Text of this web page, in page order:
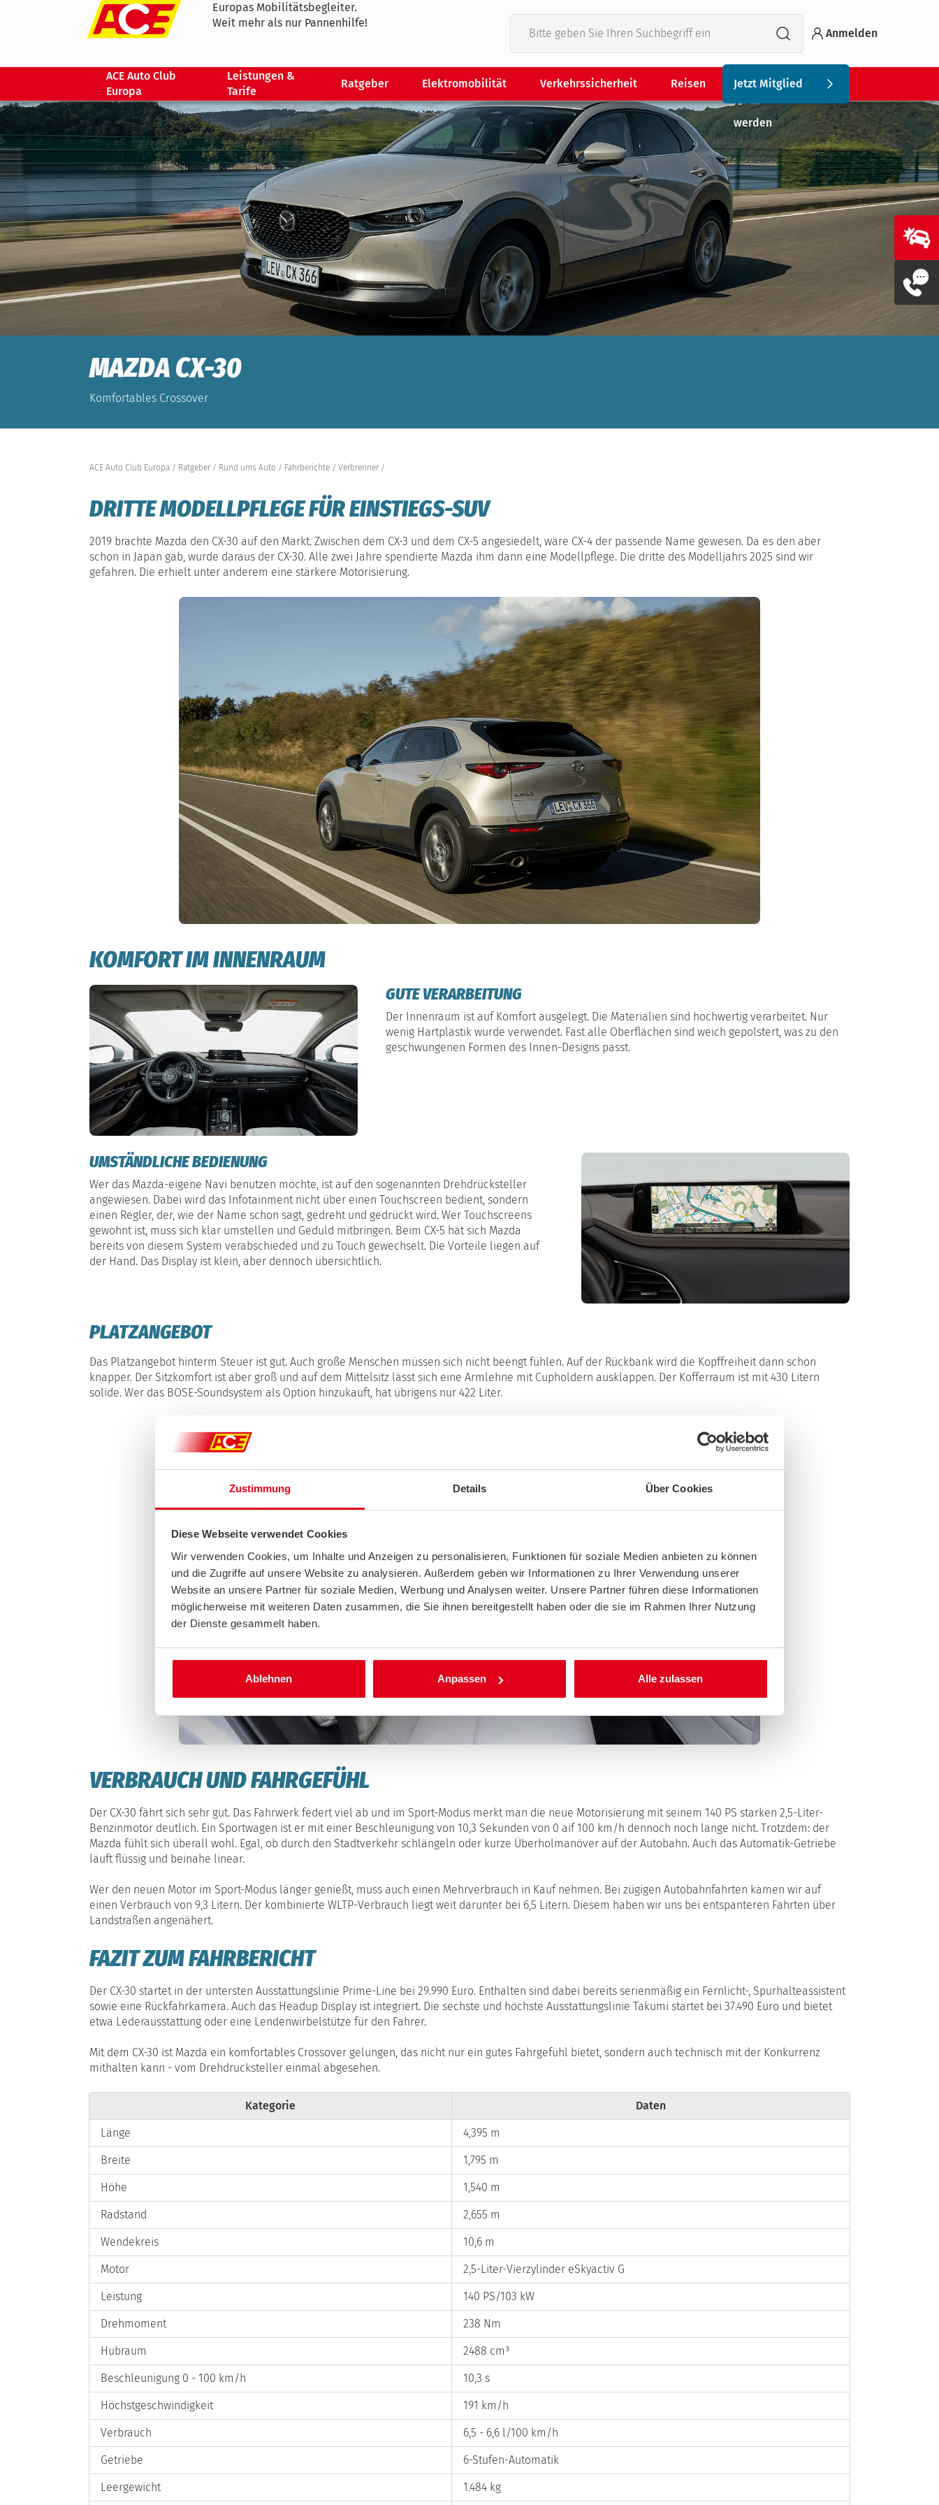
Zustimmung Details Über Cookies
Diese Webseite verwendet Cookies
Wir verwenden Cookies, um Inhalte und Anzeigen zu personalisieren, Funktionen für soziale Medien anbieten zu können
und die Zugriffe auf unsere Website zu analysieren. Außerdem geben wir Informationen zu Ihrer Verwendung unserer
Website an unsere Partner für soziale Medien, Werbung und Analysen weiter. Unsere Partner führen diese Informationen
möglicherweise mit weiteren Daten zusammen, die Sie ihnen bereitgestellt haben oder die sie im Rahmen Ihrer Nutzung
der Dienste gesammelt haben.
Ablehnen Anpassen Alle zulassen
Europas Mobilitätsbegleiter.
Weit mehr als nur Pannenhilfe!
Anmelden
ACE Auto Club
Europa
Leistungen &
Tarife
Ratgeber Elektromobilität Verkehrssicherheit Reisen Jetzt Mitglied
werden
MAZDA CX-30
Komfortables Crossover
ACE Auto Club Europa Ratgeber Rund ums Auto Fahrberichte Verbrenner
DRITTE MODELLPFLEGE FÜR EINSTIEGS-SUV
2019 brachte Mazda den CX-30 auf den Markt. Zwischen dem CX-3 und dem CX-5 angesiedelt, wäre CX-4 der passende Name gewesen. Da es den aber
schon in Japan gab, wurde daraus der CX-30. Alle zwei Jahre spendierte Mazda ihm dann eine Modellpflege. Die dritte des Modelljahrs 2025 sind wir
gefahren. Die erhielt unter anderem eine stärkere Motorisierung.
KOMFORT IM INNENRAUM
GUTE VERARBEITUNG
Der Innenraum ist auf Komfort ausgelegt. Die Materialien sind hochwertig verarbeitet. Nur
wenig Hartplastik wurde verwendet. Fast alle Oberflächen sind weich gepolstert, was zu den
geschwungenen Formen des Innen-Designs passt.
UMSTÄNDLICHE BEDIENUNG
Wer das Mazda-eigene Navi benutzen möchte, ist auf den sogenannten Drehdrücksteller
angewiesen. Dabei wird das Infotainment nicht über einen Touchscreen bedient, sondern
einen Regler, der, wie der Name schon sagt, gedreht und gedrückt wird. Wer Touchscreens
gewohnt ist, muss sich klar umstellen und Geduld mitbringen. Beim CX-5 hat sich Mazda
bereits von diesem System verabschieded und zu Touch gewechselt. Die Vorteile liegen auf
der Hand. Das Display ist klein, aber dennoch übersichtlich.
PLATZANGEBOT
Das Platzangebot hinterm Steuer ist gut. Auch große Menschen müssen sich nicht beengt fühlen. Auf der Rückbank wird die Kopffreiheit dann schon
knapper. Der Sitzkomfort ist aber groß und auf dem Mittelsitz lässt sich eine Armlehne mit Cupholdern ausklappen. Der Kofferraum ist mit 430 Litern
solide. Wer das BOSE-Soundsystem als Option hinzukauft, hat übrigens nur 422 Liter.
VERBRAUCH UND FAHRGEFÜHL
Der CX-30 fährt sich sehr gut. Das Fahrwerk federt viel ab und im Sport-Modus merkt man die neue Motorisierung mit seinem 140 PS starken 2,5-Liter-
Benzinmotor deutlich. Ein Sportwagen ist er mit einer Beschleunigung von 10,3 Sekunden von 0 aif 100 km/h dennoch noch lange nicht. Trotzdem: der
Mazda fühlt sich überall wohl. Egal, ob durch den Stadtverkehr schlängeln oder kurze Überholmanöver auf der Autobahn. Auch das Automatik-Getriebe
läuft flüssig und beinahe linear.
Wer den neuen Motor im Sport-Modus länger genießt, muss auch einen Mehrverbrauch in Kauf nehmen. Bei zügigen Autobahnfahrten kamen wir auf
einen Verbrauch von 9,3 Litern. Der kombinierte WLTP-Verbrauch liegt weit darunter bei 6,5 Litern. Diesem haben wir uns bei entspanteren Fahrten über
Landstraßen angenähert.
FAZIT ZUM FAHRBERICHT
Der CX-30 startet in der untersten Ausstattungslinie Prime-Line bei 29.990 Euro. Enthalten sind dabei bereits serienmäßig ein Fernlicht-, Spurhalteassistent
sowie eine Rückfahrkamera. Auch das Headup Display ist integriert. Die sechste und höchste Ausstattungslinie Takumi startet bei 37.490 Euro und bietet
etwa Lederausstattung oder eine Lendenwirbelstütze für den Fahrer.
Mit dem CX-30 ist Mazda ein komfortables Crossover gelungen, das nicht nur ein gutes Fahrgefühl bietet, sondern auch technisch mit der Konkurrenz
mithalten kann - vom Drehdrucksteller einmal abgesehen.
Kategorie Daten
Länge 4,395 m
Breite 1,795 m
Höhe 1,540 m
Radstand 2,655 m
Wendekreis 10,6 m
Motor 2,5-Liter-Vierzylinder eSkyactiv G
Leistung 140 PS/103 kW
Drehmoment 238 Nm
Hubraum 2488 cm³
Beschleunigung 0 - 100 km/h 10,3 s
Höchstgeschwindigkeit 191 km/h
Verbrauch 6,5 - 6,6 l/100 km/h
Getriebe 6-Stufen-Automatik
Leergewicht 1.484 kg